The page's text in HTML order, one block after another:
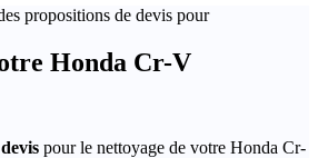
propositions de devis pour
Honda Cr-V
pour le nettoyage de votre Honda Cr-